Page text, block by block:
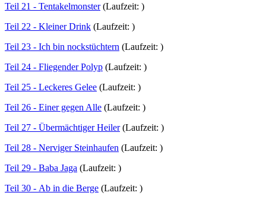
Teil 21 - Tentakelmonster(Laufzeit: )
Teil 22 - Kleiner Drink (Laufzeit: )
Teil 23 - Ich bin nockstüchtern (Laufzeit: )
Teil 24 - Fliegender Polyp (Laufzeit: )
Teil 25 - Leckeres Gelee (Laufzeit: )
Teil 26 - Einer gegen Alle (Laufzeit: )
Teil 27 - Übermächtiger Heiler(Laufzeit: )
Teil 28 - Nerviger Steinhaufen (Laufzeit: )
Teil 29 - Baba Jaga (Laufzeit: )
Teil 30 - Ab in die Berge (Laufzeit: )